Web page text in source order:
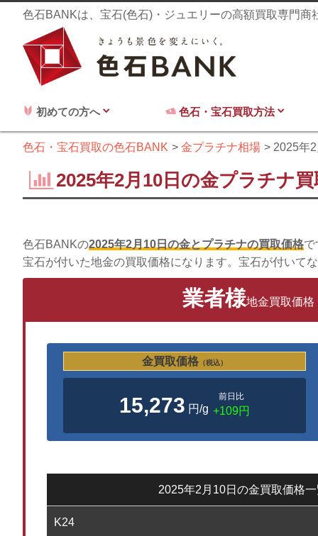
色石BANKは、宝石(色石)・ジュエリーの高額買取専門商
初めての方へ 色石・宝石買取方法
色石・宝石買取の色石BANK 金プラチナ相場 2025年2
2025年2月10日の金プラチナ
色石BANKの2025年2月10日の金とプラチナの買取価格で
宝石が付いた地金の買取価格になります。宝石が付いて
業者様地金買取価格
金買取価格（税込）
15,273 円/g
前日比
+109円
2025年2月10日の金買取価格一
K24